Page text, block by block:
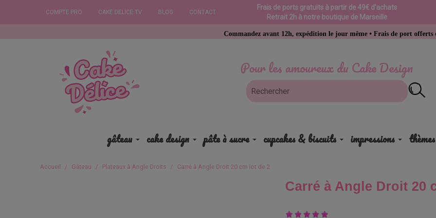
COMPTE PRO CAKE DELICE TV BLOG CONTACT
Frais de ports gratuits à partir de 49€ d'achats
Retrait 2h à notre boutique de Marseille
Pour les amoureux du Cake Design
Commandez avant 12h, expédition le jour même • Frais de port offerts dès 49 €
gâteau cake design pâte à sucre cupcakes & biscuits impressions thèmes
Accueil Gâteau Plateaux à Angle Droits Carré à Angle Droit 20 cm lot de 2
Carré à Angle Droit 20